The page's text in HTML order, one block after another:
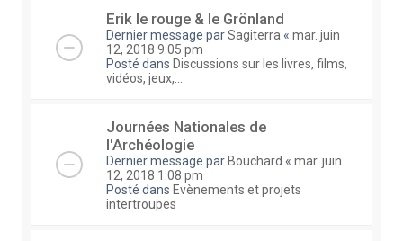
Erik le rouge & le Grönland
Dernier message parSagiterra « mar. juin
12, 2018 9:05 pm
Posté dans Discussions sur les livres, films,
vidéos, jeux,...
Journées Nationales de
l'Archéologie
Dernier message par Bouchard « mar. juin
12, 2018 1:08 pm
Posté dans Evènements et projets
intertroupes